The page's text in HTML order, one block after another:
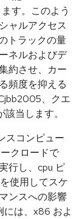
す。このよう
ャルアクセス
トラックの量
ネルおよびデ
約させ、カー
頻度を抑える
、クエ
当します。
スコンピュー
クロードで
行し、cpu ピ
使用してスケ
ンスへの影響
には、x86 およ